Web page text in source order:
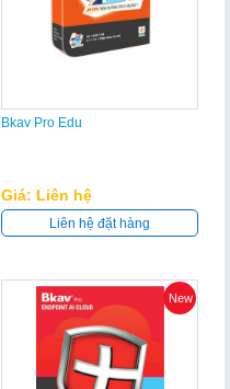
Bkav Pro Edu
Giá: Liên hệ
Liên hệ đặt hàng
New